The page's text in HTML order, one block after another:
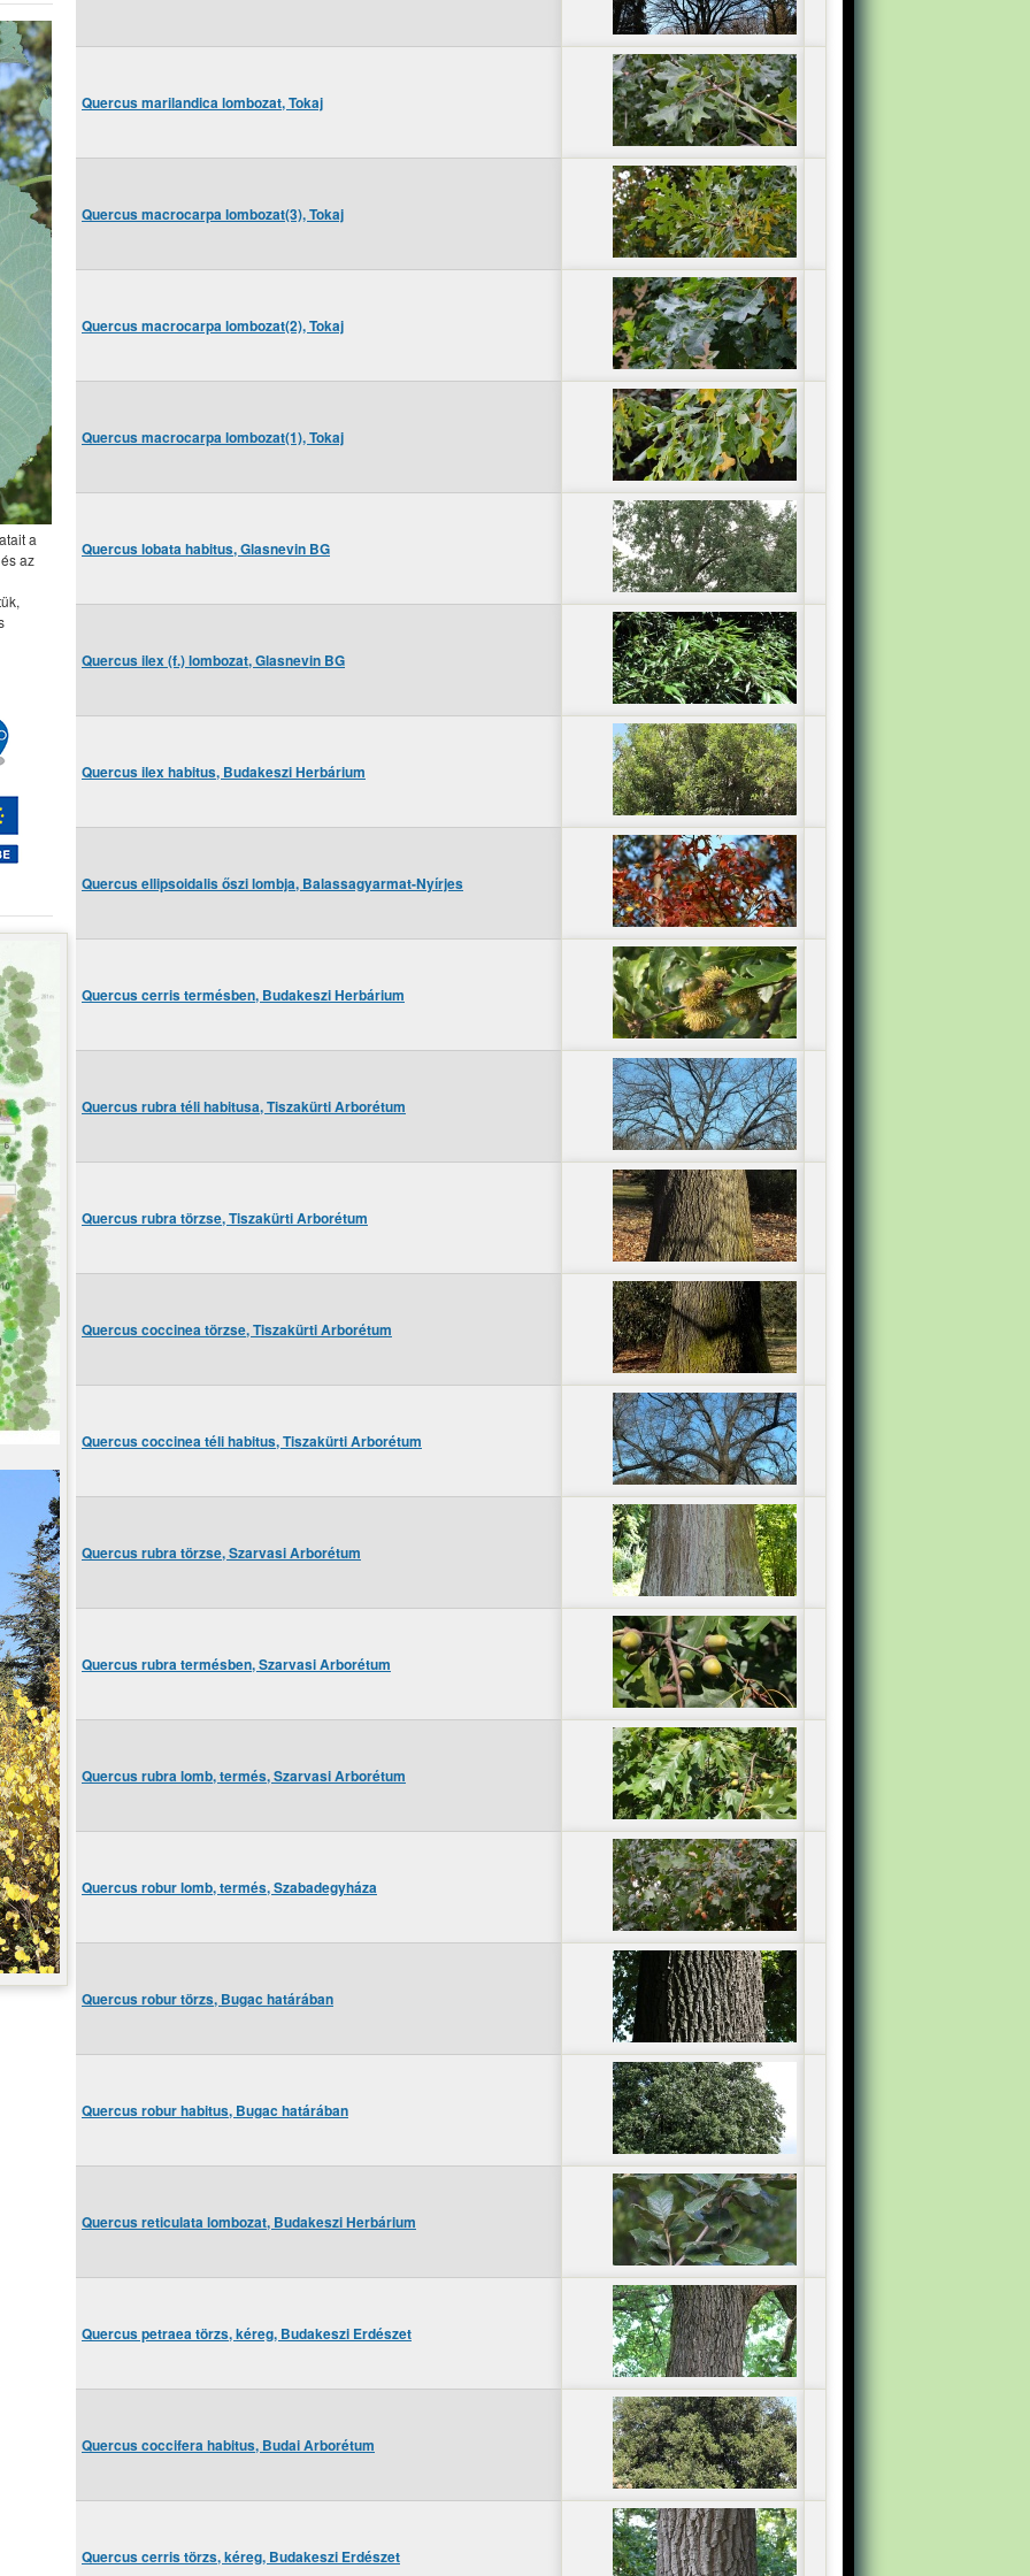
Quercus marilandica lombozat, Tokaj
Quercus macrocarpa lombozat(3), Tokaj
Quercus macrocarpa lombozat(2), Tokaj
Quercus macrocarpa lombozat(1), Tokaj
Quercus lobata habitus, Glasnevin BG
Quercus ilex (f.) lombozat, Glasnevin BG
Quercus ilex habitus, Budakeszi Herbárium
Quercus ellipsoidalis őszi lombja, Balassagyarmat-Nyírjes
Quercus cerris termésben, Budakeszi Herbárium
Quercus rubra téli habitusa, Tiszakürti Arborétum
Quercus rubra törzse, Tiszakürti Arborétum
Quercus coccinea törzse, Tiszakürti Arborétum
Quercus coccinea téli habitus, Tiszakürti Arborétum
Quercus rubra törzse, Szarvasi Arborétum
Quercus rubra termésben, Szarvasi Arborétum
Quercus rubra lomb, termés, Szarvasi Arborétum
Quercus robur lomb, termés, Szabadegyháza
Quercus robur törzs, Bugac határában
Quercus robur habitus, Bugac határában
Quercus reticulata lombozat, Budakeszi Herbárium
Quercus petraea törzs, kéreg, Budakeszi Erdészet
Quercus coccifera habitus, Budai Arborétum
Quercus cerris törzs, kéreg, Budakeszi Erdészet
a
az